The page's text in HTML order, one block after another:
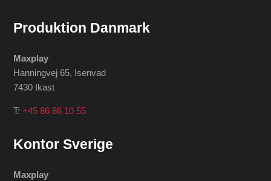
Produktion Danmark
Maxplay
Hanningvej 65, Isenvad
7430 Ikast
T:+45 86 86 10 55
Kontor Sverige
Maxplay